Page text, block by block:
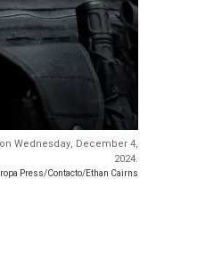
Wednesday, December 4,
2024.
Press/Contacto/Ethan Cairns